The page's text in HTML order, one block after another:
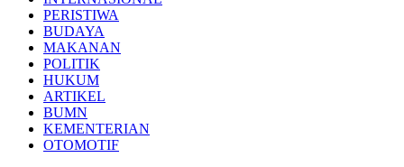
PERISTIWA
BUDAYA
MAKANAN
POLITIK
HUKUM
ARTIKEL
BUMN
KEMENTERIAN
OTOMOTIF